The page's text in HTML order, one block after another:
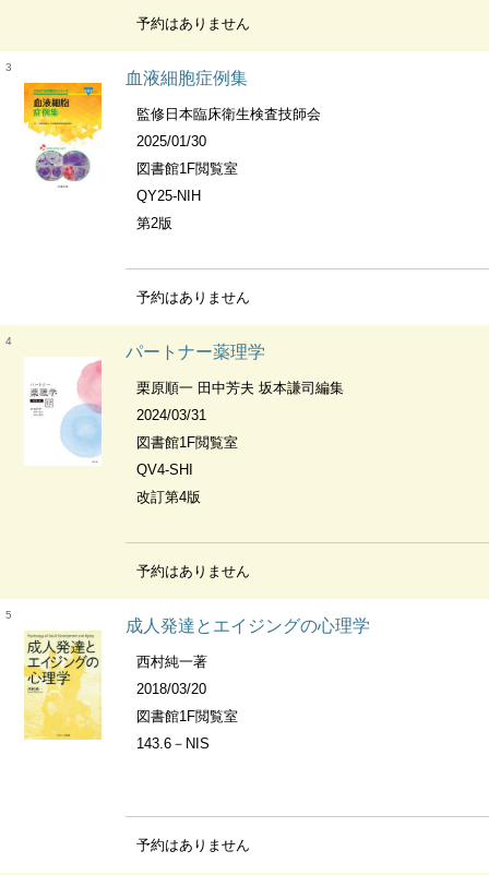
予約はありません
3
血液細胞症例集
監修日本臨床衛生検査技師会
2025/01/30
図書館1F閲覧室
QY25-NIH
第2版
予約はありません
4
パートナー薬理学
栗原順一 田中芳夫 坂本謙司編集
2024/03/31
図書館1F閲覧室
QV4-SHI
改訂第4版
予約はありません
5
成人発達とエイジングの心理学
西村純一著
2018/03/20
図書館1F閲覧室
143.6－NIS
予約はありません